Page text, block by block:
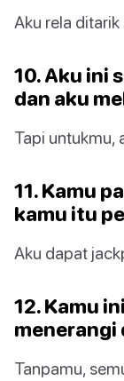
Aku rela ditarik
10. Aku ini
dan aku
Tapi untukmu,
11. Kamu
kamu itu
Aku dapat
12. Kamu
menerangi
Tanpamu,